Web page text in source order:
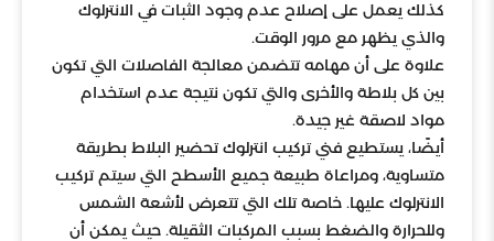
كذلك يعمل على إصلاح عدم وجود الثبات في الانترلوك
والذي يظهر مع مرور الوقت.
علاوة على أن مهامه تتضمن معالجة الفاصلات التي تكون
بين كل بلاطة والأخرى والتي تكون نتيجة عدم استخدام
مواد لاصقة غير جيدة.
أيضًا، يستطيع فني تركيب انترلوك تحضير البلاط بطريقة
متساوية، ومراعاة طبيعة جميع الأسطح التي سيتم تركيب
الانترلوك عليها. خاصة تلك التي تتعرض لأشعة الشمس
وللحرارة والضغط بسبب المركبات الثقيلة. حيث يمكن أن